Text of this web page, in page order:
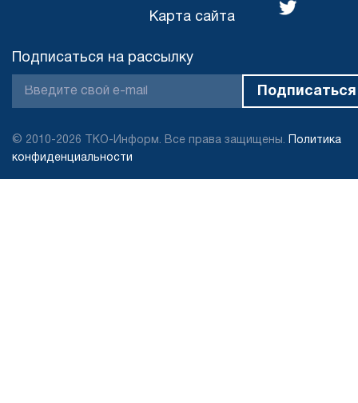
Подписаться на рассылку
Карта сайта
© 2010-2026 ТКО-Информ. Все права защищены.
Политика
конфиденциальности